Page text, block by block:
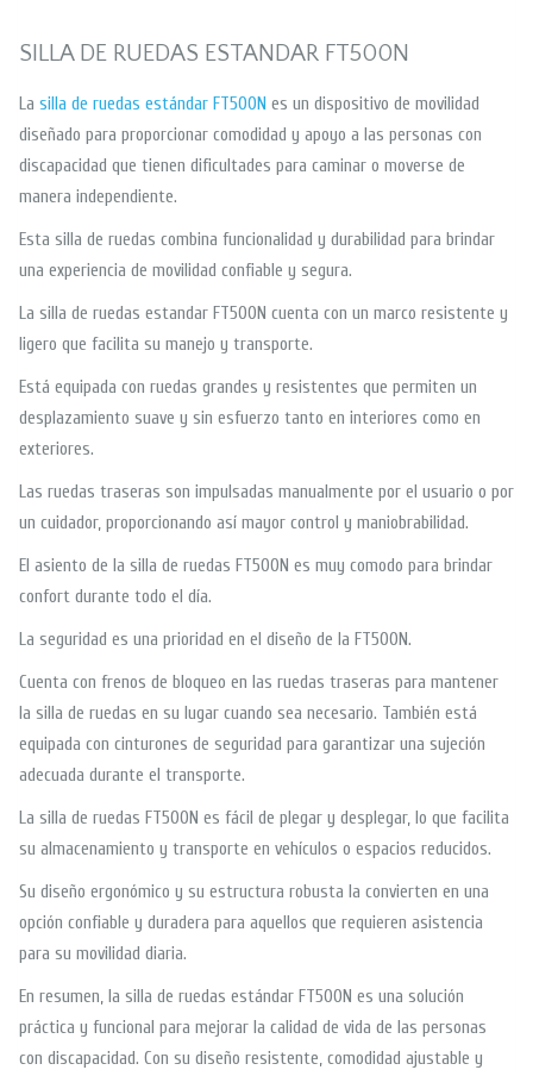
SILLA DE RUEDAS ESTANDAR FT500N
La silla de ruedas estándar FT500N es un dispositivo de movilidad
diseñado para proporcionar comodidad y apoyo a las personas con
discapacidad que tienen dificultades para caminar o moverse de
manera independiente.
Esta silla de ruedas combina funcionalidad y durabilidad para brindar
una experiencia de movilidad confiable y segura.
La silla de ruedas estandar FT500N cuenta con un marco resistente y
ligero que facilita su manejo y transporte.
Está equipada con ruedas grandes y resistentes que permiten un
desplazamiento suave y sin esfuerzo tanto en interiores como en
exteriores.
Las ruedas traseras son impulsadas manualmente por el usuario o por
un cuidador, proporcionando así mayor control y maniobrabilidad.
El asiento de la silla de ruedas FT500N es muy comodo para brindar
confort durante todo el día.
La seguridad es una prioridad en el diseño de la FT500N.
Cuenta con frenos de bloqueo en las ruedas traseras para mantener
la silla de ruedas en su lugar cuando sea necesario. También está
equipada con cinturones de seguridad para garantizar una sujeción
adecuada durante el transporte.
La silla de ruedas FT500N es fácil de plegar y desplegar, lo que facilita
su almacenamiento y transporte en vehículos o espacios reducidos.
Su diseño ergonómico y su estructura robusta la convierten en una
opción confiable y duradera para aquellos que requieren asistencia
para su movilidad diaria.
En resumen, la silla de ruedas estándar FT500N es una solución
práctica y funcional para mejorar la calidad de vida de las personas
con discapacidad. Con su diseño resistente, comodidad ajustable y